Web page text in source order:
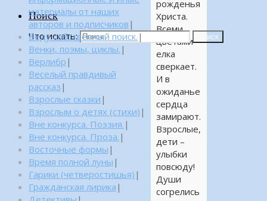
Поиск
Что искать: Поиск
рожденья
Христа.
Всеми
цветами
елка
сверкает.
И в
ожиданье
сердца
замирают.
Взрослые,
дети –
улыбки
повсюду!
Души
согрелись
материалы от наших
авторов и подписчиков |
Веду собственный поиск. |
Венки, поэмы, циклы. |
Верлибр |
Веселый правдивый
рассказ |
Взрослые сказки |
Взрослым о детях (стихи) |
Вне конкурса. Поэзия. |
Вне конкурса. Проза. |
Восточные формы |
Время полной луны |
Гарики (четверостишья) |
Гражданская лирика |